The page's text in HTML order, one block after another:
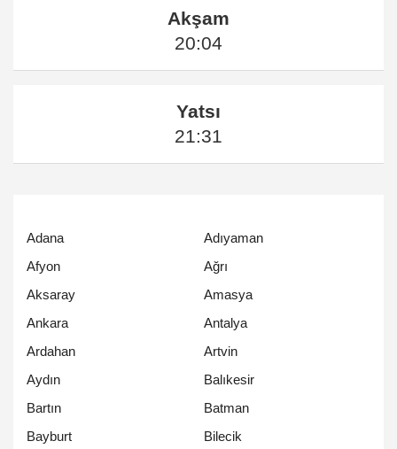
Akşam
20:04
Yatsı
21:31
Adana
Adıyaman
Afyon
Ağrı
Aksaray
Amasya
Ankara
Antalya
Ardahan
Artvin
Aydın
Balıkesir
Bartın
Batman
Bayburt
Bilecik